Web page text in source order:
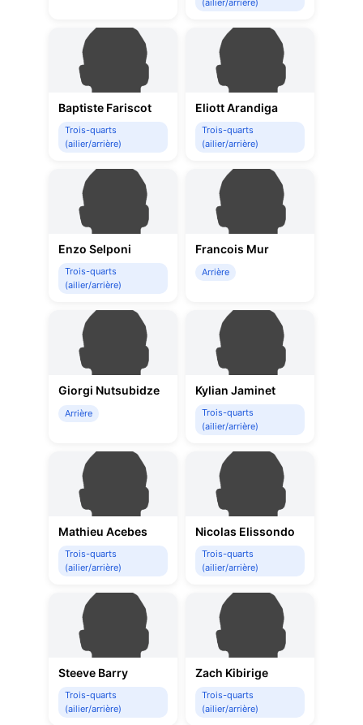
(ailier/arrière)
Baptiste Fariscot
Trois-quarts
(ailier/arrière)
Eliott Arandiga
Trois-quarts
(ailier/arrière)
Enzo Selponi
Trois-quarts
(ailier/arrière)
Francois Mur
Arrière
Giorgi Nutsubidze
Arrière
Kylian Jaminet
Trois-quarts
(ailier/arrière)
Mathieu Acebes
Trois-quarts
(ailier/arrière)
Nicolas Elissondo
Trois-quarts
(ailier/arrière)
Steeve Barry
Trois-quarts
(ailier/arrière)
Zach Kibirige
Trois-quarts
(ailier/arrière)